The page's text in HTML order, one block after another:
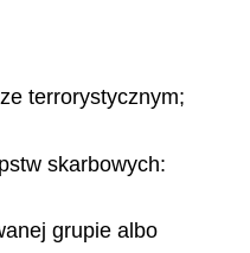
terrorystycznym;
skarbowych:
grupie albo